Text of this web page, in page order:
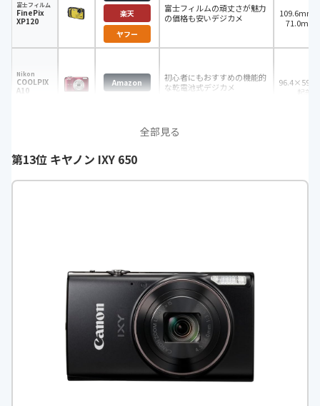
富士フィルム
FinePix
XP120
楽天
ヤフー
富士フィルムの頑丈さが魅力
の価格も安いデジカメ
Nikon
COOLPIX
A10
Amazon
初心者にもおすすめの機能的
な乾電池式デジカメ
起部
全部見る
第13位 キヤノン IXY 650